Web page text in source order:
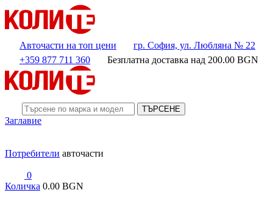
Авточасти на топ цени
гр. София, ул. Любляна № 22
+359 877 711 360
Безплатна доставка над 200.00 BGN
ТЪРСЕНЕ
Заглавие
Потребители авточасти
0
Количка 0.00 BGN